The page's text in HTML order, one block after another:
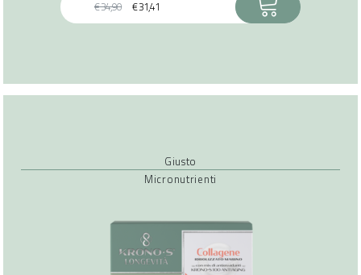
€34,90 €31,41
Giusto
Micronutrienti